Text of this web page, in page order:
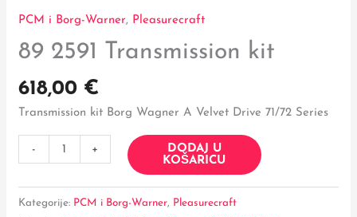
PCM i Borg-Warner, Pleasurecraft
89 2591 Transmission kit
618,00 €
Transmission kit Borg Wagner A Velvet Drive 71/72 Series
- +
DODAJ U
KOŠARICU
Kategorije: PCM i Borg-Warner, Pleasurecraft